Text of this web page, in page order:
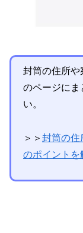
封筒の住所や
のページにま
い。
＞＞ 封筒の住
のポイントを